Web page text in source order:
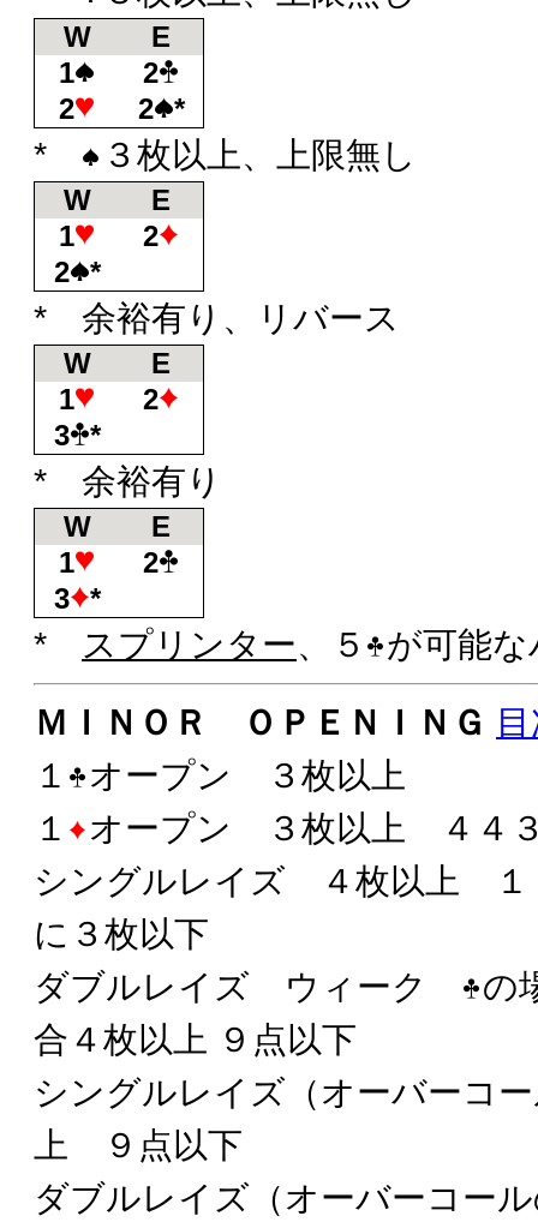
W
E
1
2
2
2 *
* ３枚以上、上限無し
W
E
1
2
2
*
* 余裕有り、リバース
W
E
1
2
3
*
* 余裕有り
W
E
1
2
3
*
* スプリンター、５
が可能
ＭＩＮＯＲ ＯＰＥＮＩＮＧ
１
オープン ３枚以上
１
オープン ３枚以上 ４４
シングルレイズ ４枚以上
に３枚以下
ダブルレイズ ウィーク
の
合４枚以上 ９点以下
シングルレイズ（オーバーコ
上 ９点以下
ダブルレイズ（オーバーコ